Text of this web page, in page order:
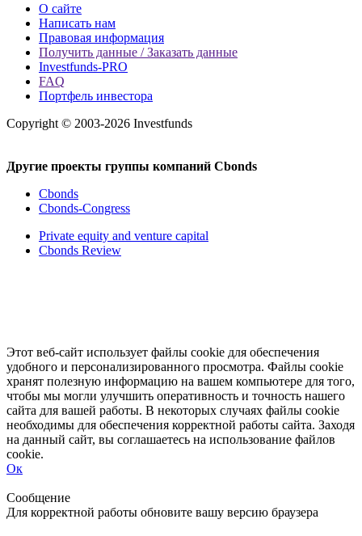
О сайте
Написать нам
Правовая информация
Получить данные / Заказать данные
Investfunds-PRO
FAQ
Портфель инвестора
Copyright © 2003-2026 Investfunds
Другие проекты группы компаний Cbonds
Cbonds
Cbonds-Congress
Private equity and venture capital
Cbonds Review
Этот веб-сайт использует файлы cookie для обеспечения
удобного и персонализированного просмотра. Файлы cookie
хранят полезную информацию на вашем компьютере для того,
чтобы мы могли улучшить оперативность и точность нашего
сайта для вашей работы. В некоторых случаях файлы cookie
необходимы для обеспечения корректной работы сайта. Заходя
на данный сайт, вы соглашаетесь на использование файлов
cookie.
Ок
Сообщение
Для корректной работы обновите вашу версию браузера